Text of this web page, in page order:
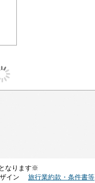
なります※
ザイン 旅行業約款・条件書等